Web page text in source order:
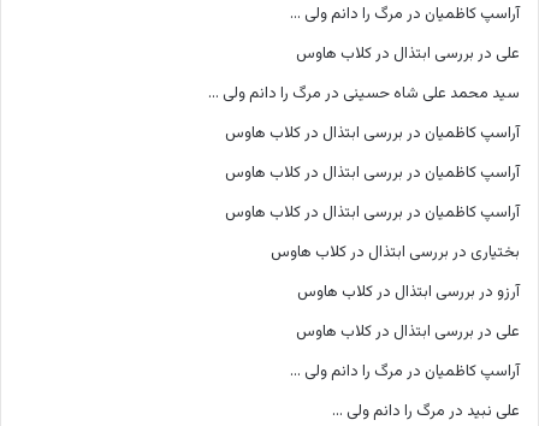
آراسپ کاظمیان در مرگ را دانم ولی …
علی در بررسی ابتذال در کلاب هاوس
سید محمد علی شاه حسینی در مرگ را دانم ولی …
آراسپ کاظمیان در بررسی ابتذال در کلاب هاوس
آراسپ کاظمیان در بررسی ابتذال در کلاب هاوس
آراسپ کاظمیان در بررسی ابتذال در کلاب هاوس
بختیاری در بررسی ابتذال در کلاب هاوس
آرزو در بررسی ابتذال در کلاب هاوس
علی در بررسی ابتذال در کلاب هاوس
آراسپ کاظمیان در مرگ را دانم ولی …
علی نبید در مرگ را دانم ولی …